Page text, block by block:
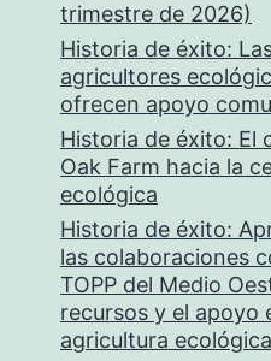
trimestre de 2026)
Historia de éxito:
agricultores
ofrecen apoyo
Historia de éxito: El
Oak Farm hacia la
ecológica
Historia de éxito:
las colaboraciones
TOPP del Medio
recursos y el apoyo
agricultura ecológica